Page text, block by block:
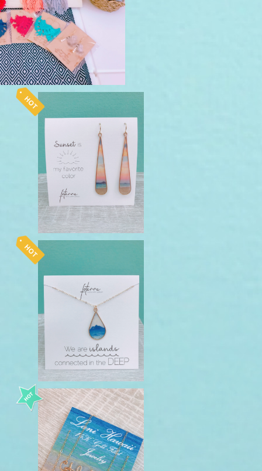
foterra ピアス sunset L
¥10,450
foterra ネックレス islands S
¥9,350
aloha ワイヤーネックレス Lan
iHawaii 14kgf
¥11,000